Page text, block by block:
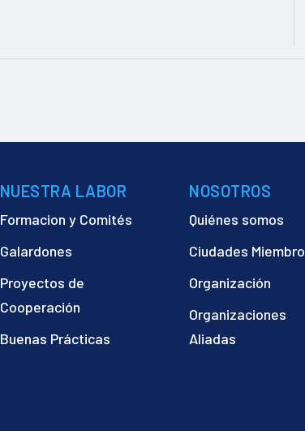
NUESTRA LABOR
Formacion y Comités
Galardones
Proyectos de
Cooperación
Buenas Prácticas
NOSOTROS
Quiénes somos
Ciudades Miembro
Organización
Organizaciones
Aliadas